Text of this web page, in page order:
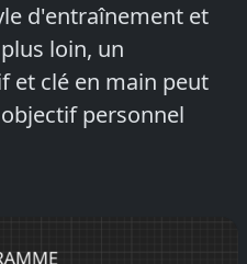
d'entraînement et
loin, un
et clé en main peut
personnel